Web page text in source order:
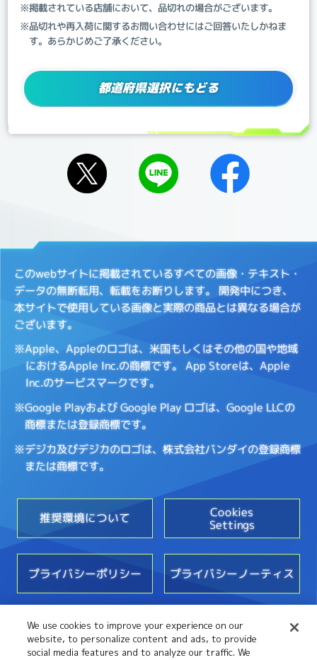
※掲載されている店舗において、品切れの場合がございます。
※品切れや再入荷に関するお問い合わせにはご回答いたしかねま
す。あらかじめご了承ください。
都道府県選択にもどる
このwebサイトに掲載されているすべての画像・テキスト・
データの無断転用、転載をお断りします。 開発中につき、
本サイトで使用している画像と実際の商品とは異なる場合が
ございます。
※Apple、Appleのロゴは、米国もしくはその他の国や地域
におけるApple Inc.の商標です。 App Storeは、Apple
Inc.のサービスマークです。
※Google Playおよび Google Play ロゴは、Google LLCの
商標または登録商標です。
※デジカ及びデジカのロゴは、株式会社バンダイの登録商標
または商標です。
推奨環境について Cookies
Settings
プライバシーポリシー プライバシーノーティス
お問い合わせ
We use cookies to improve your experience on our
website, to personalize content and ads, to provide
social media features and to analyze our traffic. We